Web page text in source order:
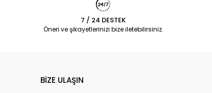
7 / 24 DESTEK
Öneri ve şikayetlerinizi bize iletebilirsiniz.
BİZE ULAŞIN